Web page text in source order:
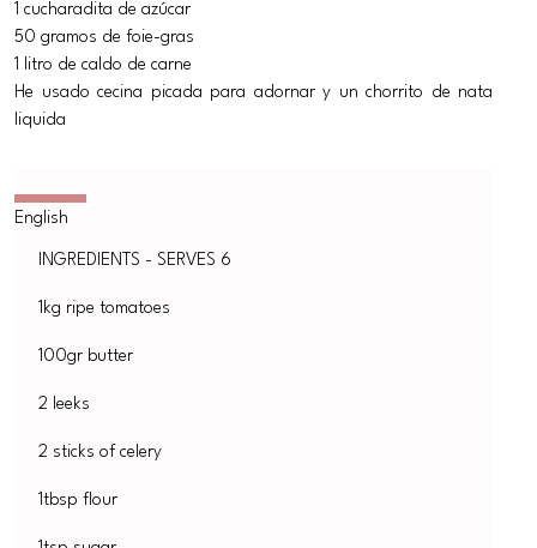
1 cucharadita de azúcar
50 gramos de foie-gras
1 litro de caldo de carne
He usado cecina picada para adornar y un chorrito de nata
liquida
INGREDIENTS - SERVES 6
1kg ripe tomatoes
100gr butter
2 leeks
2 sticks of celery
1tbsp flour